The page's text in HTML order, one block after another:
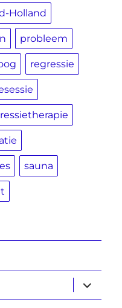
Holland
probleem
regressie
sauna